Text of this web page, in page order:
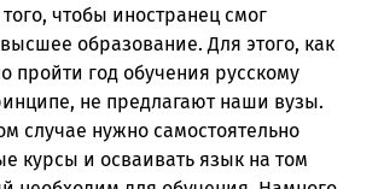
чтобы иностранец смог
образование. Для этого, как
пройти год обучения русскому
не предлагают наши вузы.
случае нужно самостоятельно
курсы и осваивать язык на том